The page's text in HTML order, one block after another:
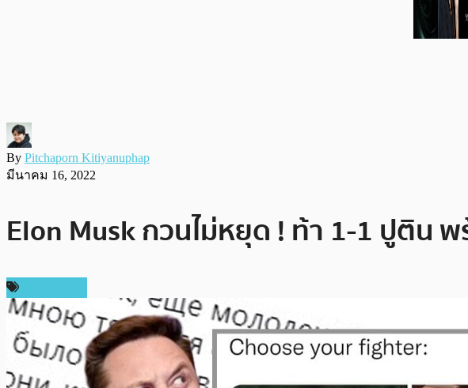
By Pitchaporn Kitiyanuphap
มีนาคม 16, 2022
Elon Musk กวนไม่หยุด ! ท้า 1-1 ปูติน